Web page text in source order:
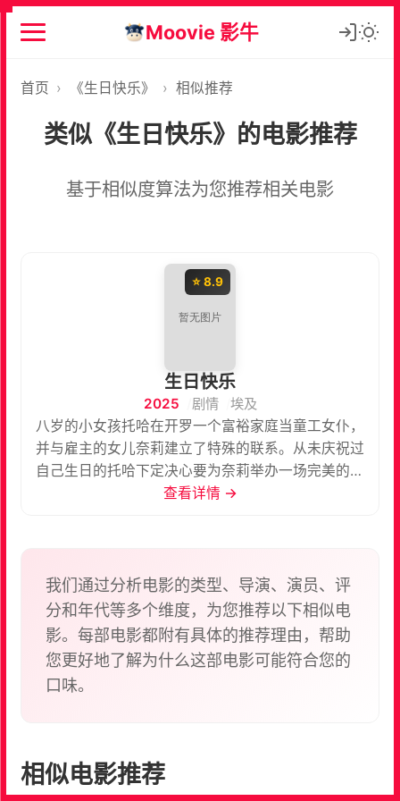
Moovie 影牛
首页 › 《生日快乐》 › 相似推荐
类似《生日快乐》的电影推荐
基于相似度算法为您推荐相关电影
⭐ 8.9
生日快乐
2025 剧情
埃及
八岁的小女孩托哈在开罗一个富裕家庭当童工女仆，
并与雇主的女儿奈莉建立了特殊的联系。从未庆祝过
自己生日的托哈下定决心要为奈莉举办一场完美的生
日派对，她暗自希望借此体验到自己从未感受过的快
的残酷现实。
查看详情 →
我们通过分析电影的类型、导演、演员、评
分和年代等多个维度，为您推荐以下相似电
影。每部电影都附有具体的推荐理由，帮助
您更好地了解为什么这部电影可能符合您的
口味。
相似电影推荐